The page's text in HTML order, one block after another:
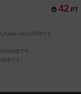
42 PT
Apple Inc.の商標です。
録商標です。
標です。